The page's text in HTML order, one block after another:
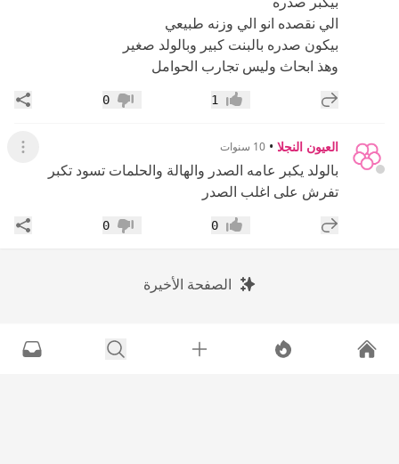
الي نقصده انو الي وزنه طبيعي
بيكون صدره بالبنت كبير وبالولد صغير
وهذ ابحاث وليس تجارب الحوامل
إضافة رد جديد إعجاب1 عدم إعجاب
0
العيون النجلا • 10 سنوات عرض
بالولد يكبر عامه الصدر والهالة والحلمات تسود تكبر
تفرش على اغلب الصدر
إضافة رد جديد إعجاب0 عدم إعجاب
0
الصفحة الأخيرة